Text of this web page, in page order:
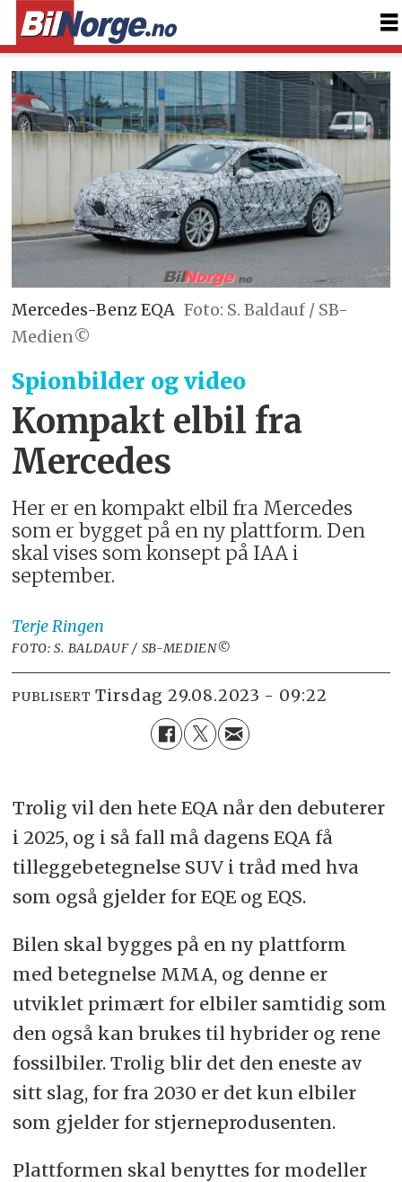
Mercedes-Benz EQA Foto: S. Baldauf / SB-
Medien©
Spionbilder og video
Kompakt elbil fra
Mercedes
Her er en kompakt elbil fra Mercedes
som er bygget på en ny plattform. Den
skal vises som konsept på IAA i
september.
TerjeRingen
FOTO: S. BALDAUF / SB-MEDIEN©
PUBLISERT tirsdag 29.08.2023 - 09:22
Trolig vil den hete EQA når den debuterer
i 2025, og i så fall må dagens EQA få
tilleggebetegnelse SUV i tråd med hva
som også gjelder for EQE og EQS.
Bilen skal bygges på en ny plattform
med betegnelse MMA, og denne er
utviklet primært for elbiler samtidig som
den også kan brukes til hybrider og rene
fossilbiler. Trolig blir det den eneste av
sitt slag, for fra 2030 er det kun elbiler
som gjelder for stjerneprodusenten.
Plattformen skal benyttes for modeller